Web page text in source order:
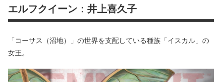
エルフクイーン：井上喜久子
「コーサス（沼地）」の世界を支配している種族「イスカル」の
女王。